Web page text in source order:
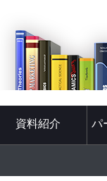
資料紹介 パ